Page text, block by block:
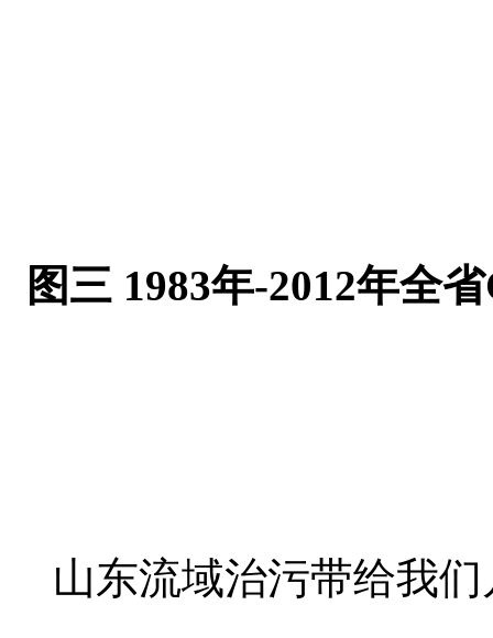
图三 1983年-2012年全
山东流域治污带给我们